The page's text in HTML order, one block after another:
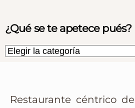
Restaurante céntrico
¿Qué se te apetece pués?